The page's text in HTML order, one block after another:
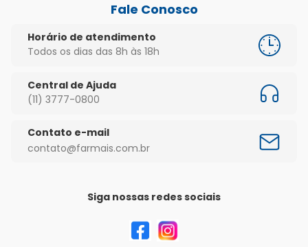
Fale Conosco
Horário de atendimento
Todos os dias das 8h às 18h
Central de Ajuda
(11) 3777-0800
Contato e-mail
contato@farmais.com.br
Siga nossas redes sociais